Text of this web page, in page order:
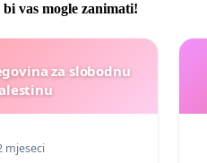
vas mogle zanimati!
za slobodnu
mjeseci